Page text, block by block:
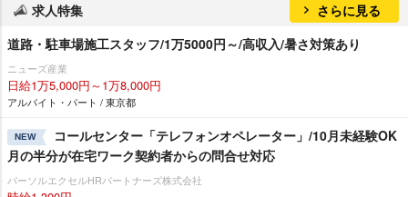
求人特集
さらに見る
道路・駐車場施工スタッフ/1万5000円～/高収入/暑さ対策あり
ニューズ産業
日給1万5,000円～1万8,000円
アルバイト・パート / 東京都
NEW
コールセンター「テレフォンオペレーター」/10月未経験OK
月の半分が在宅ワーク契約者からの問合せ対応
パーソルエクセルHRパートナーズ株式会社